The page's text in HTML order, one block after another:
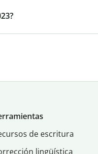
de escritura
lingüística